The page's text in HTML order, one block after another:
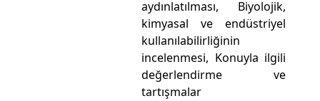
aydınlatılması, Biyolojik,
kimyasal ve endüstriyel
kullanılabilirliğinin
incelenmesi, Konuyla ilgili
değerlendirme ve
tartışmalar